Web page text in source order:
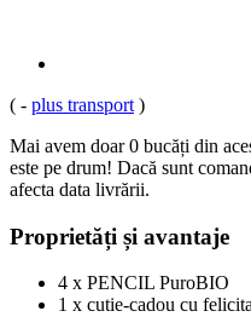
( - plus transport )
Mai avem doar 0 bucăți din
este pe drum! Dacă sunt
afecta data livrării.
Proprietăți și avantaje
4 x PENCIL PuroBIO
1 x cutie-cadou cu